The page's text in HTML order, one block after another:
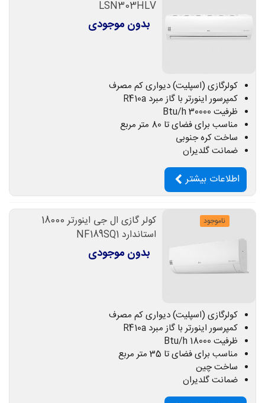
LSN303HLV
بدون موجودی
کولرگازی (اسپلیت) دیواری کم مصرف
کمپرسور اینورتر با گاز مبرد R410a
ظرفیت 30000 Btu/h
مناسب برای فضای تا 80 متر مربع
ساخت کره جنوبی
ضمانت گلدیران
اطلاعات بیشتر
ناموجود
کولر گازی ال جی اینورتر 18000
استاندارد NF189SQ1
بدون موجودی
کولرگازی (اسپلیت) دیواری کم مصرف
کمپرسور اینورتر با گاز مبرد R410a
ظرفیت 18000 Btu/h
مناسب برای فضای تا 35 متر مربع
ساخت چین
ضمانت گلدیران